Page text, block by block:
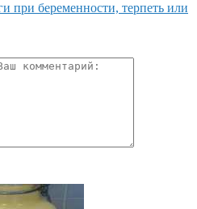
при беременности, терпеть или